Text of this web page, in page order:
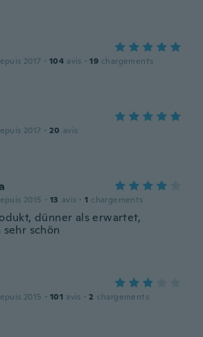
2017 · 104 avis · 19 chargements
2017 · 20 avis
2015 · 13 avis · 1 chargements
dünner als erwartet,
schön
2015 · 101 avis · 2 chargements